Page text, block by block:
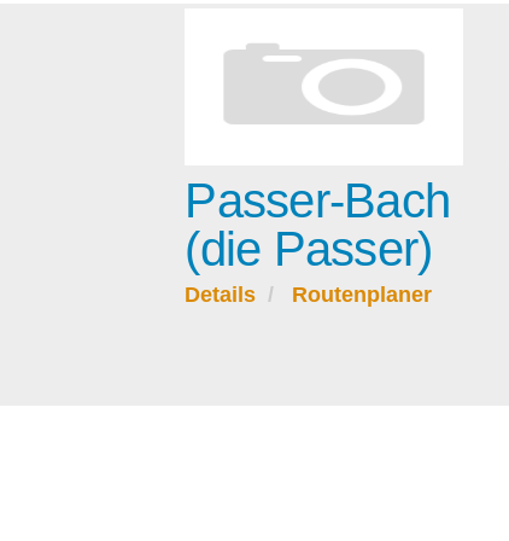
Passer-Bach
(die Passer)
Details Routenplaner